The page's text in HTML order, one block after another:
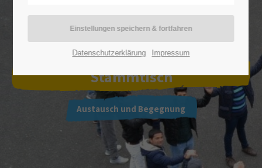
Register|Lost your password?
Support
/ 365days
We offer support for our customers
Stammtisch
Austausch und Begegnung
Datenschutzerklärung Impressum